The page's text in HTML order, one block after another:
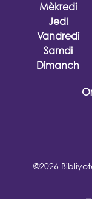
Mèkredi
Jedi
Vandredi
Samdi
Dimanch
©2026